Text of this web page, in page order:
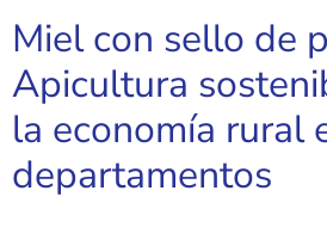
Miel con sello de
Apicultura
la economía rural
departamentos